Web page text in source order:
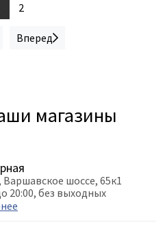
2
Вперед
магазины
Варшавское шоссе, 65к1
20:00, без выходных